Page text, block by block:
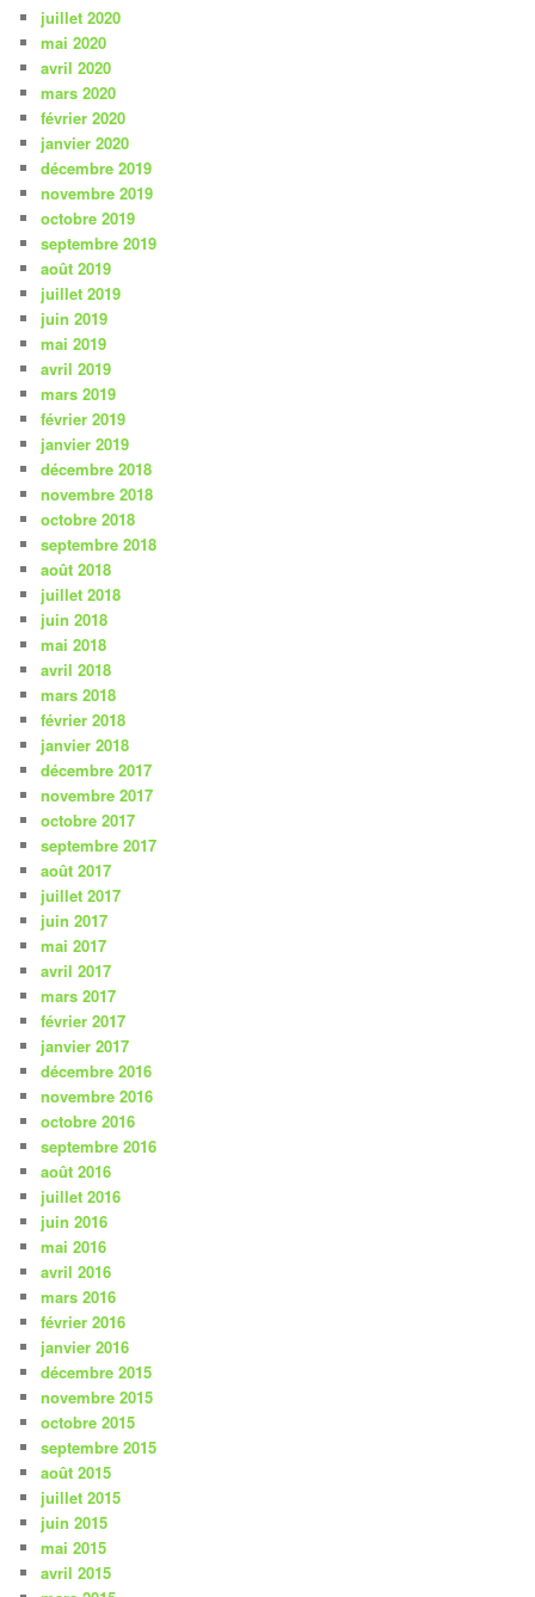
juillet 2020
mai 2020
avril 2020
mars 2020
février 2020
janvier 2020
décembre 2019
novembre 2019
octobre 2019
septembre 2019
août 2019
juillet 2019
juin 2019
mai 2019
avril 2019
mars 2019
février 2019
janvier 2019
décembre 2018
novembre 2018
octobre 2018
septembre 2018
août 2018
juillet 2018
juin 2018
mai 2018
avril 2018
mars 2018
février 2018
janvier 2018
décembre 2017
novembre 2017
octobre 2017
septembre 2017
août 2017
juillet 2017
juin 2017
mai 2017
avril 2017
mars 2017
février 2017
janvier 2017
décembre 2016
novembre 2016
octobre 2016
septembre 2016
août 2016
juillet 2016
juin 2016
mai 2016
avril 2016
mars 2016
février 2016
janvier 2016
décembre 2015
novembre 2015
octobre 2015
septembre 2015
août 2015
juillet 2015
juin 2015
mai 2015
avril 2015